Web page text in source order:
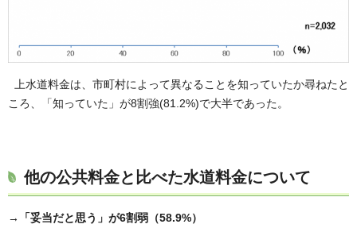
上水道料金は、市町村によって異なることを知っていたか尋ねたと
ころ、「知っていた」が8割強(81.2%)で大半であった。
他の公共料金と比べた水道料金について
→「妥当だと思う」が6割弱（58.9%）